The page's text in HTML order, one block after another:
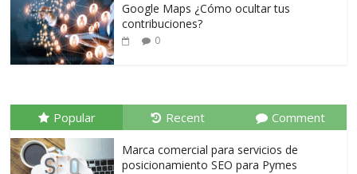
Google Maps ¿Cómo ocultar tus
contribuciones?
0
Popular Recent Comment
Marca comercial para servicios de
posicionamiento SEO para Pymes